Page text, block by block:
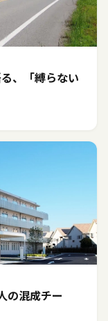
、「縛らない
の混成チー